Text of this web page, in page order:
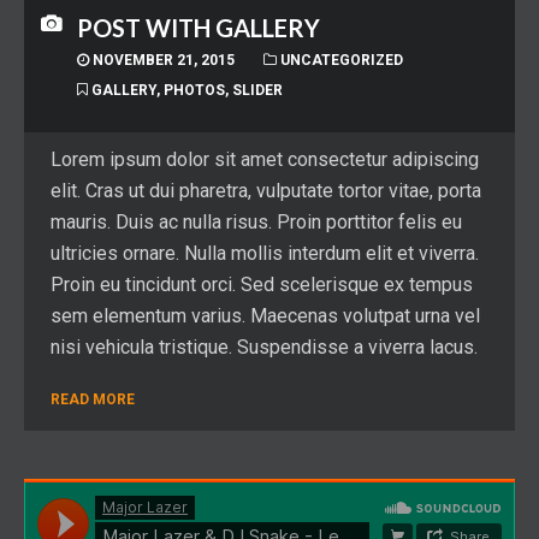
POST WITH GALLERY
NOVEMBER 21, 2015
UNCATEGORIZED
GALLERY, PHOTOS, SLIDER
Lorem ipsum dolor sit amet consectetur adipiscing
elit. Cras ut dui pharetra, vulputate tortor vitae, porta
mauris. Duis ac nulla risus. Proin porttitor felis eu
ultricies ornare. Nulla mollis interdum elit et viverra.
Proin eu tincidunt orci. Sed scelerisque ex tempus
sem elementum varius. Maecenas volutpat urna vel
nisi vehicula tristique. Suspendisse a viverra lacus.
READ MORE